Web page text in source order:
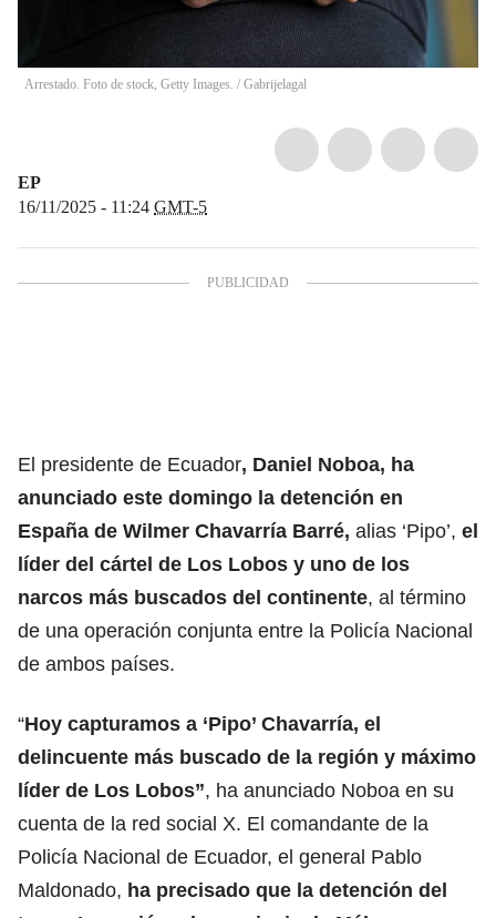
Arrestado. Foto de stock, Getty Images. / Gabrijelagal
EP
16/11/2025 - 11:24 GMT-5
El presidente de Ecuador, Daniel Noboa, ha
anunciado este domingo la detención en
España de Wilmer Chavarría Barré, alias ‘Pipo’, el
líder del cártel de Los Lobos y uno de los
narcos más buscados del continente, al término
de una operación conjunta entre la Policía Nacional
de ambos países.
“Hoy capturamos a ‘Pipo’ Chavarría, el
delincuente más buscado de la región y máximo
líder de Los Lobos”, ha anunciado Noboa en su
cuenta de la red social X. El comandante de la
Policía Nacional de Ecuador, el general Pablo
Maldonado, ha precisado que la detención del